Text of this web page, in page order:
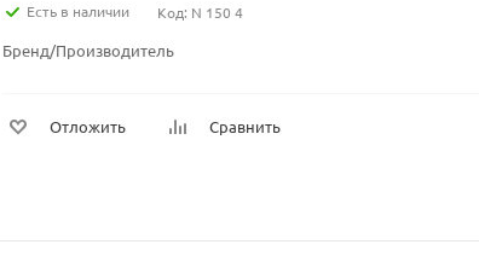
Есть в наличии Код: N 150 4
Бренд/Производитель
Отложить Сравнить